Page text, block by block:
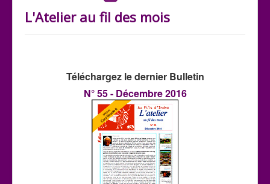
L'Atelier au fil des mois
Téléchargez le dernier Bulletin
N° 55 - Décembre 2016